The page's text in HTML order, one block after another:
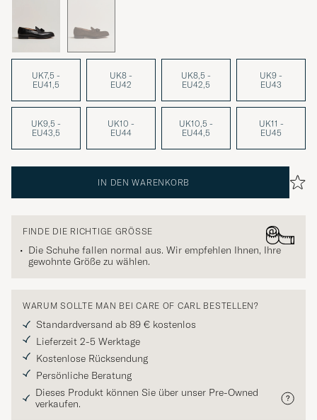
UK7,5 -
EU41,5
UK8 -
EU42
UK8,5 -
EU42,5
UK9 -
EU43
UK9,5 -
EU43,5
UK10 -
EU44
UK10,5 -
EU44,5
UK11 -
EU45
IN DEN WARENKORB
FINDE DIE RICHTIGE GRÖSSE
Die Schuhe fallen normal aus. Wir empfehlen Ihnen, Ihre
gewohnte Größe zu wählen.
WARUM SOLLTE MAN BEI CARE OF CARL BESTELLEN?
Standardversand ab 89 € kostenlos
Lieferzeit 2-5 Werktage
Kostenlose Rücksendung
Persönliche Beratung
Dieses Produkt können Sie über unser Pre-Owned
verkaufen.